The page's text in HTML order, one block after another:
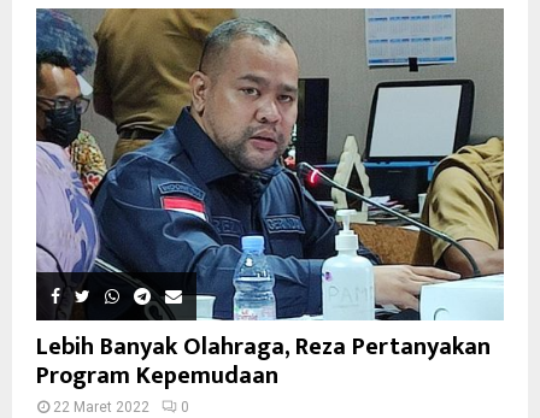
Lebih Banyak Olahraga, Reza Pertanyakan
Program Kepemudaan
22 Maret 2022 0